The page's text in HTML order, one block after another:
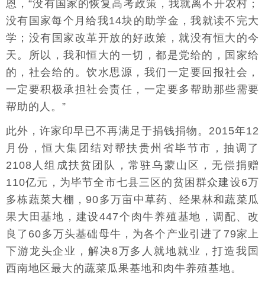
恩，“没有国家的恢复高考政策，我就离不开农村；
没有国家每个月给我14块的助学金，我就读不完大
学；没有国家改革开放的好政策，就没有恒大的今
天。所以，我和恒大的一切，都是党给的，国家给
的，社会给的。饮水思源，我们一定要回报社会，
一定要积极承担社会责任，一定要多帮助那些需要
帮助的人。”
此外，许家印早已不再满足于捐钱捐物。2015年12
月份，恒大集团结对帮扶贵州省毕节市，抽调了
2108人组成扶贫团队，常驻乌蒙山区，无偿捐赠
110亿元，为毕节全市七县三区的贫困群众建设6万
多栋蔬菜大棚，90多万亩中草药、经果林和蔬菜瓜
果大田基地，建设447个肉牛养殖基地，调配、改
良了60多万头基础母牛，为各个产业引进了79家上
下游龙头企业，解决8万多人就地就业，打造我国
西南地区最大的蔬菜瓜果基地和肉牛养殖基地。